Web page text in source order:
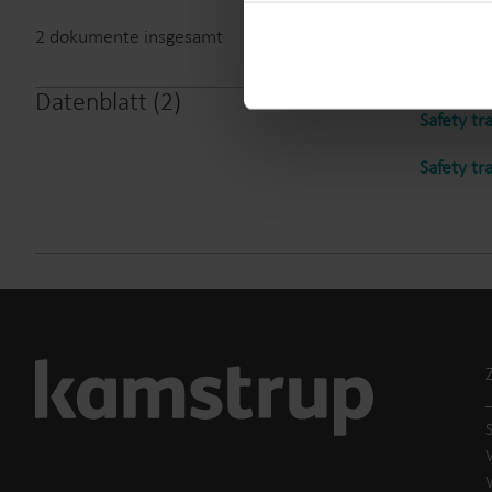
You can at any time
2 dokumente insgesamt
Datenblatt (2)
Safety
Safety